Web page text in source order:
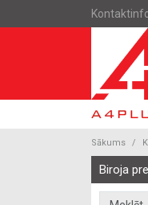
Sākums
Biroja